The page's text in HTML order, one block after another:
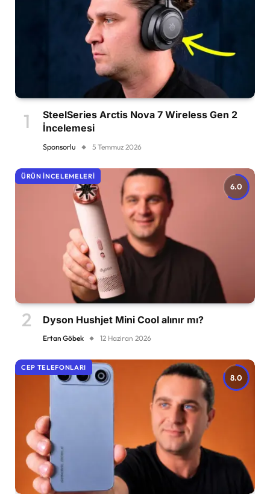
SteelSeries Arctis Nova 7 Wireless Gen 2
İncelemesi
Sponsorlu 5 Temmuz 2026
6.0
ÜRÜN İNCELEMELERI
Dyson Hushjet Mini Cool alınır mı?
Ertan Göbek 12 Haziran 2026
8.0
CEP TELEFONLARI